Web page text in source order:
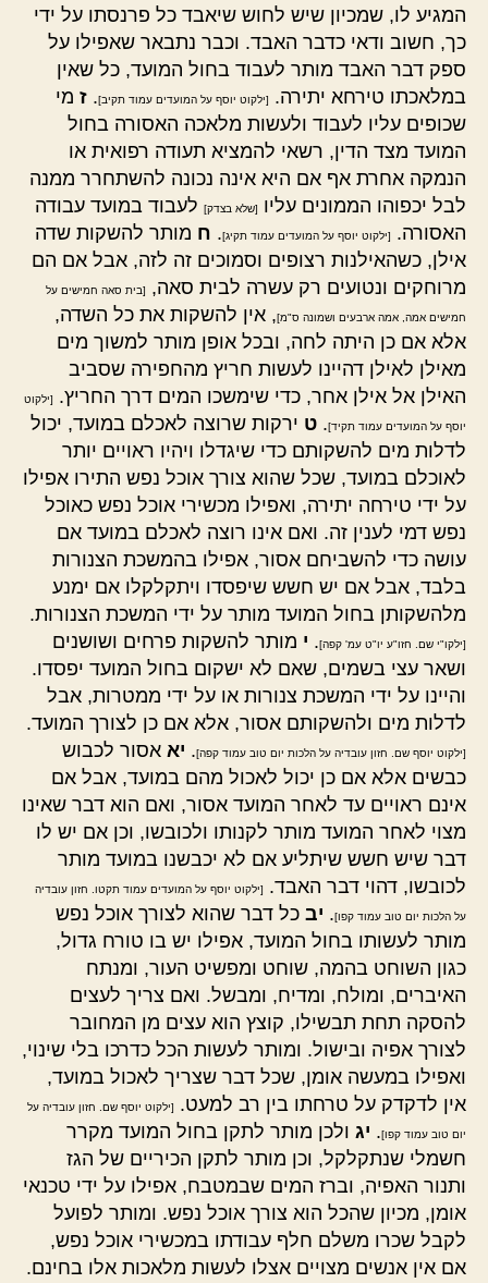
המגיע לו, שמכיון שיש לחוש שיאבד כל פרנסתו על ידי
כך, חשוב ודאי כדבר האבד. וכבר נתבאר שאפילו על
ספק דבר האבד מותר לעבוד בחול המועד, כל שאין
במלאכתו טירחא יתירה.
[ילקוט יוסף על המועדים עמוד תקיב]. ז מי
שכופים עליו לעבוד ולעשות מלאכה האסורה בחול
המועד מצד הדין, רשאי להמציא תעודה רפואית או
הנמקה אחרת אף אם היא אינה נכונה להשתחרר ממנה
לבל יכפוהו הממונים עליו
[שלא בצדק] לעבוד במועד עבודה
האסורה.
[ילקוט יוסף על המועדים עמוד תקיג]. ח מותר להשקות שדה
אילן, כשהאילנות רצופים וסמוכים זה לזה, אבל אם הם
מרוחקים ונטועים רק עשרה לבית סאה,
[בית סאה חמישים על
חמישים אמה, אמה ארבעים ושמונה ס"מ], אין להשקות את כל השדה,
אלא אם כן היתה לחה, ובכל אופן מותר למשוך מים
מאילן לאילן דהיינו לעשות חריץ מהחפירה שסביב
האילן אל אילן אחר, כדי שימשכו המים דרך החריץ.
[ילקוט
יוסף על המועדים עמוד תקיד]. ט ירקות שרוצה לאכלם במועד, יכול
לדלות מים להשקותם כדי שיגדלו ויהיו ראויים יותר
לאוכלם במועד, שכל שהוא צורך אוכל נפש התירו אפילו
על ידי טירחה יתירה, ואפילו מכשירי אוכל נפש כאוכל
נפש דמי לענין זה. ואם אינו רוצה לאכלם במועד אם
עושה כדי להשביחם אסור, אפילו בהמשכת הצנורות
בלבד, אבל אם יש חשש שיפסדו ויתקלקלו אם ימנע
מלהשקותן בחול המועד מותר על ידי המשכת הצנורות.
[ילקו"י שם. חזו"ע יו"ט עמ' קפה]. י מותר להשקות פרחים ושושנים
ושאר עצי בשמים, שאם לא ישקום בחול המועד יפסדו.
והיינו על ידי המשכת צנורות או על ידי ממטרות, אבל
לדלות מים ולהשקותם אסור, אלא אם כן לצורך המועד.
[ילקוט יוסף שם. חזון עובדיה על הלכות יום טוב עמוד קפה]. יא אסור לכבוש
כבשים אלא אם כן יכול לאכול מהם במועד, אבל אם
אינם ראויים עד לאחר המועד אסור, ואם הוא דבר שאינו
מצוי לאחר המועד מותר לקנותו ולכובשו, וכן אם יש לו
דבר שיש חשש שיתליע אם לא יכבשנו במועד מותר
לכובשו, דהוי דבר האבד.
[ילקוט יוסף על המועדים עמוד תקטו. חזון עובדיה
על הלכות יום טוב עמוד קפו]. יב כל דבר שהוא לצורך אוכל נפש
מותר לעשותו בחול המועד, אפילו יש בו טורח גדול,
כגון השוחט בהמה, שוחט ומפשיט העור, ומנתח
האיברים, ומולח, ומדיח, ומבשל. ואם צריך לעצים
להסקה תחת תבשילו, קוצץ הוא עצים מן המחובר
לצורך אפיה ובישול. ומותר לעשות הכל כדרכו בלי שינוי,
ואפילו במעשה אומן, שכל דבר שצריך לאכול במועד,
אין לדקדק על טרחתו בין רב למעט.
[ילקוט יוסף שם. חזון עובדיה על
יום טוב עמוד קפו]. יג ולכן מותר לתקן בחול המועד מקרר
חשמלי שנתקלקל, וכן מותר לתקן הכיריים של הגז
ותנור האפיה, וברז המים שבמטבח, אפילו על ידי טכנאי
אומן, מכיון שהכל הוא צורך אוכל נפש. ומותר לפועל
לקבל שכרו משלם חלף עבודתו במכשירי אוכל נפש,
אם אין אנשים מצויים אצלו לעשות מלאכות אלו בחינם.